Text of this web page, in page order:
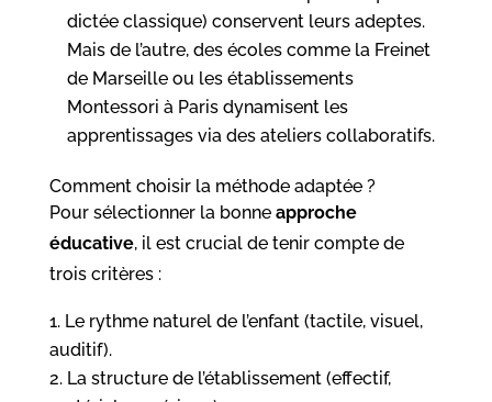
dictée classique) conservent leurs adeptes.
Mais de l’autre, des écoles comme la Freinet
de Marseille ou les établissements
Montessori à Paris dynamisent les
apprentissages via des ateliers collaboratifs.
Comment choisir la méthode adaptée ?
Pour sélectionner la bonne approche
éducative, il est crucial de tenir compte de
trois critères :
Le rythme naturel de l’enfant (tactile, visuel,
auditif).
La structure de l’établissement (effectif,